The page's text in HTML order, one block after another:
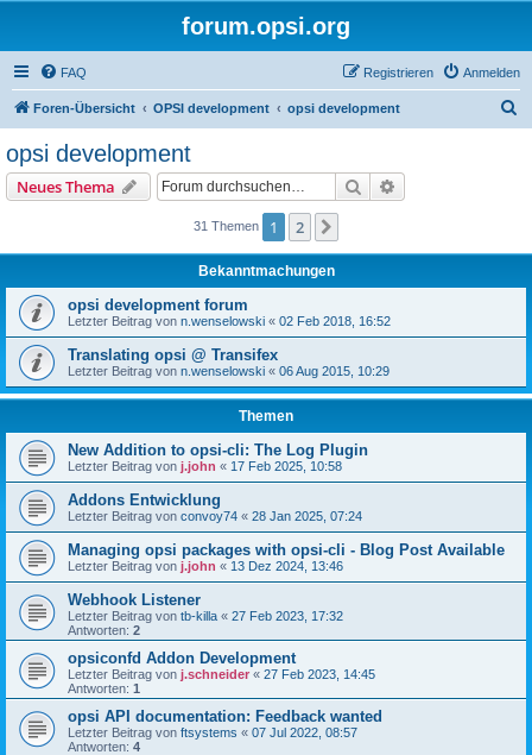
forum.opsi.org
FAQ Anmelden
Registrieren
Foren-Übersicht OPSI development opsi development
opsi development
Neues Thema Suche
31 Themen 1 2
Bekanntmachungen
opsi development forum
Letzter Beitrag von n.wenselowski « 02 Feb 2018, 16:52
Translating opsi @ Transifex
Letzter Beitrag von n.wenselowski « 06 Aug 2015, 10:29
Themen
New Addition to opsi-cli: The Log Plugin
Letzter Beitrag von j.john « 17 Feb 2025, 10:58
Addons Entwicklung
Letzter Beitrag von convoy74 « 28 Jan 2025, 07:24
Managing opsi packages with opsi-cli - Blog Post Available
Letzter Beitrag von j.john « 13 Dez 2024, 13:46
Webhook Listener
Letzter Beitrag von tb-killa « 27 Feb 2023, 17:32
Antworten: 2
opsiconfd Addon Development
Letzter Beitrag von j.schneider « 27 Feb 2023, 14:45
Antworten: 1
opsi API documentation: Feedback wanted
Letzter Beitrag von ftsystems « 07 Jul 2022, 08:57
Antworten: 4